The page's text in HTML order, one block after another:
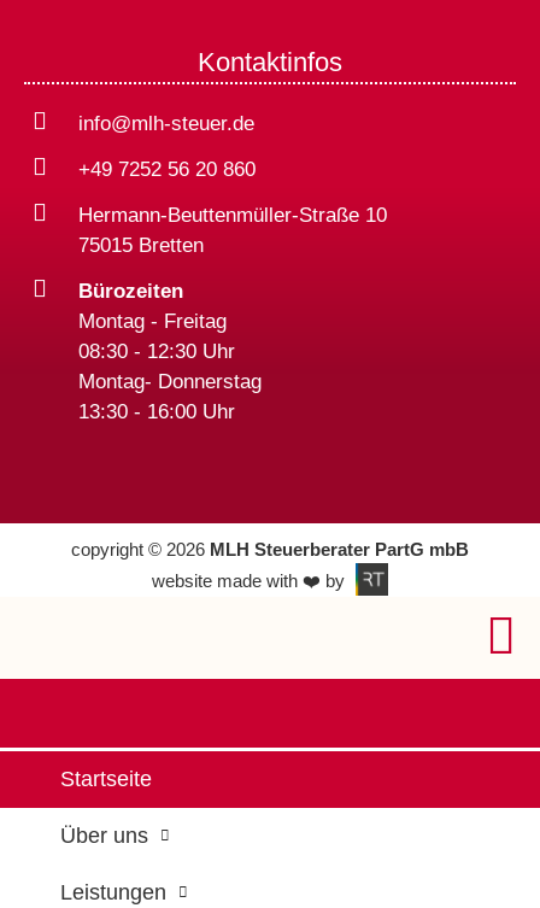
Kontaktinfos
info@mlh-steuer.de
+49 7252 56 20 860
Hermann-Beuttenmüller-Straße 10
75015 Bretten
Bürozeiten
Montag - Freitag
08:30 - 12:30 Uhr
Montag- Donnerstag
13:30 - 16:00 Uhr
copyright © 2026 MLH Steuerberater PartG mbB
website made with ❤️ by
Startseite
Über uns
Leistungen